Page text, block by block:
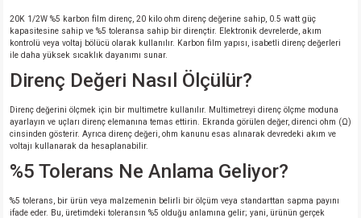
20K 1/2W %5 karbon film direnç, 20 kilo ohm direnç değerine sahip, 0.5 watt güç
kapasitesine sahip ve %5 toleransa sahip bir dirençtir. Elektronik devrelerde, akım
kontrolü veya voltaj bölücü olarak kullanılır. Karbon film yapısı, isabetli direnç değerleri
ile daha yüksek sıcaklık dayanımı sunar.
Direnç Değeri Nasıl Ölçülür?
Direnç değerini ölçmek için bir multimetre kullanılır. Multimetreyi direnç ölçme moduna
ayarlayın ve uçları direnç elemanına temas ettirin. Ekranda görülen değer, direnci ohm (Ω)
cinsinden gösterir. Ayrıca direnç değeri, ohm kanunu esas alınarak devredeki akım ve
voltajı kullanarak da hesaplanabilir.
%5 Tolerans Ne Anlama Geliyor?
%5 tolerans, bir ürün veya malzemenin belirli bir ölçüm veya standarttan sapma payını
ifade eder. Bu, üretimdeki toleransın %5 olduğu anlamına gelir; yani, ürünün gerçek